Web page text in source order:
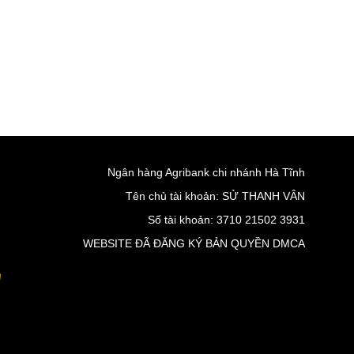
Ngân hàng Agribank chi nhánh Hà Tĩnh
Tên chủ tài khoản: SỬ THANH VÂN
Số tài khoản: 3710 21502 3931
WEBSITE ĐÃ ĐĂNG KÝ BẢN QUYỀN DMCA